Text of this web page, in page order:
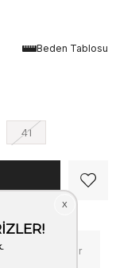
Beden Tablosu
41
Haber Ver